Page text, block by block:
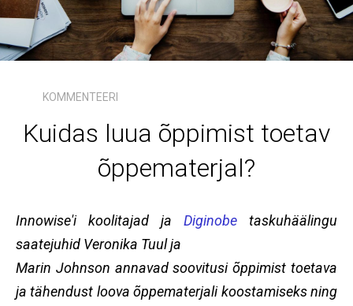
KOMMENTEERI
Kuidas luua õppimist toetav
õppematerjal?
Innowise'i koolitajad ja Diginobe
taskuhäälingu
saatejuhid Veronika Tuul ja
Marin Johnson annavad soovitusi õppimist toetava
ja tähendust loova õppematerjali koostamiseks ning